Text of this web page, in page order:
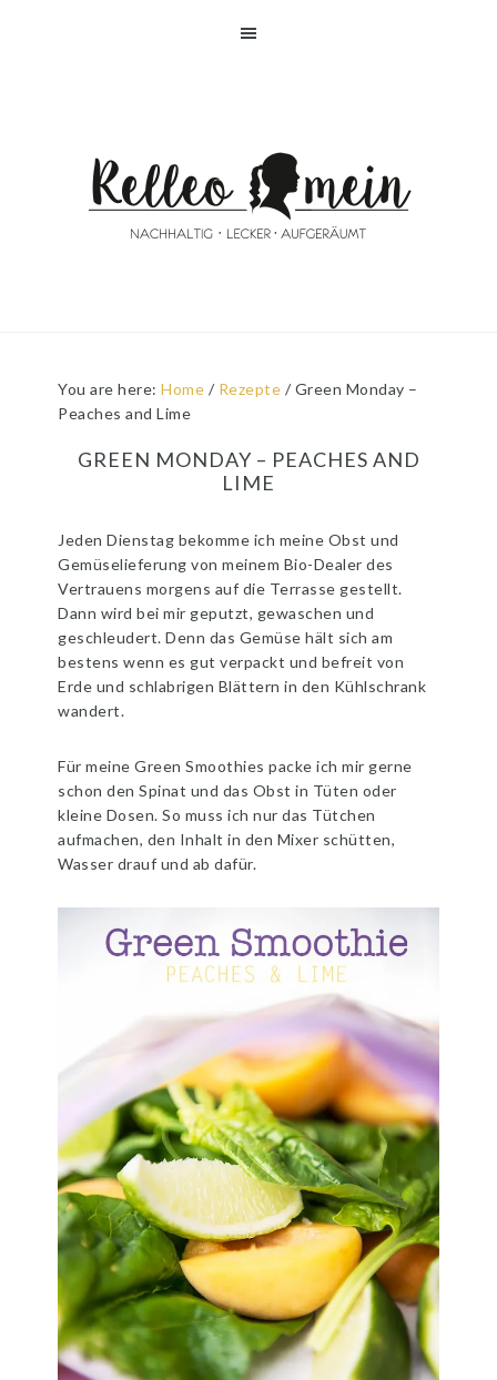
You are here:Home / Rezepte / Green Monday –
Peaches and Lime
GREEN MONDAY – PEACHES AND
LIME
Jeden Dienstag bekomme ich meine Obst und
Gemüselieferung von meinem Bio-Dealer des
Vertrauens morgens auf die Terrasse gestellt.
Dann wird bei mir geputzt, gewaschen und
geschleudert. Denn das Gemüse hält sich am
bestens wenn es gut verpackt und befreit von
Erde und schlabrigen Blättern in den Kühlschrank
wandert.
Für meine Green Smoothies packe ich mir gerne
schon den Spinat und das Obst in Tüten oder
kleine Dosen. So muss ich nur das Tütchen
aufmachen, den Inhalt in den Mixer schütten,
Wasser drauf und ab dafür.